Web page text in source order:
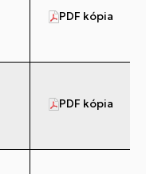
PDF kópia
PDF kópia